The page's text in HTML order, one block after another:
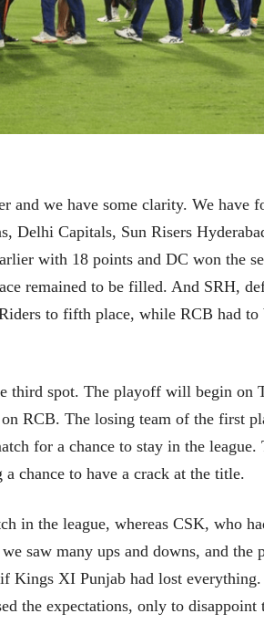
and we have some clarity. We have
Delhi Capitals, Sun Risers
with 18 points and DC won the
remained to be filled. And SRH,
to fifth place, while RCB had to
third spot. The playoff will begin on
RCB. The losing team of the first
for a chance to stay in the league.
chance to have a crack at the title.
in the league, whereas CSK, who
saw many ups and downs, and the
Kings XI Punjab had lost
the expectations, only to disappoint
… And The Action
Begins!
A. S. Ketkar
19 Sep 2020
Fighting Corona: A
mind game
सानिया कर्णिक, सतीश बागल,
नीती बडवे, भानू काळे
30 Jul 2026
पत्र
एक सक्षम आणि जागतिक
31 Jul 2026
जम्मू-काश्मीरला राज्याचा
दर्जा देण्यासंदर्भात फोल